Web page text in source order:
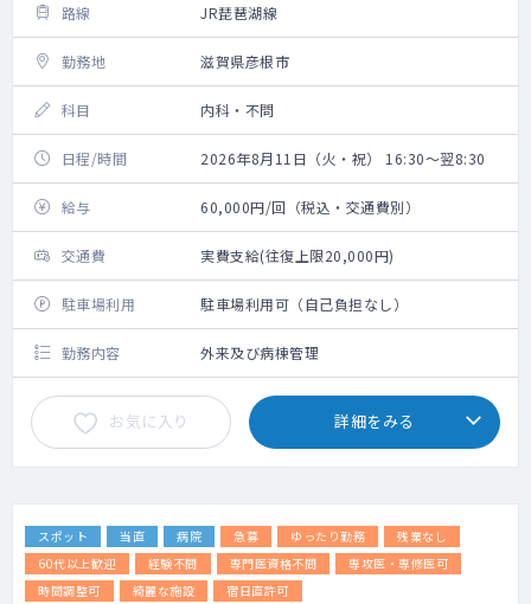
路線 JR琵琶湖線
勤務地 滋賀県彦根市
科目 内科・不問
日程/時間 2026年8月11日（火・祝） 16:30～翌8:30
給与 60,000円/回（税込・交通費別）
交通費 実費支給(往復上限20,000円)
駐車場利用 駐車場利用可（自己負担なし）
勤務内容 外来及び病棟管理
お気に入り 詳細をみる
スポット 当直 病院 急募 ゆったり勤務
残業なし
60代以上歓迎
経験不問 専門医資格不問
専攻医・専修医可
時間調整可
綺麗な施設 宿日直許可